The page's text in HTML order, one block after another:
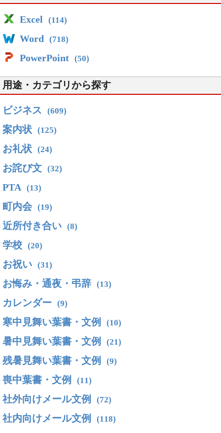
Excel (114)
Word (718)
PowerPoint (50)
用途・カテゴリから探す
ビジネス (609)
案内状 (125)
お礼状 (24)
お詫び文 (32)
PTA (13)
町内会 (19)
近所付き合い (8)
学校 (20)
お祝い (31)
お悔み・通夜・弔辞 (13)
カレンダー (9)
寒中見舞い葉書・文例 (10)
暑中見舞い葉書・文例 (21)
残暑見舞い葉書・文例 (9)
喪中葉書・文例 (11)
社外向けメール文例 (72)
社内向けメール文例 (118)